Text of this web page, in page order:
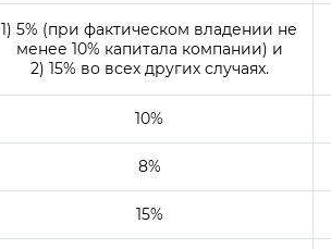
1) 5% (при фактическом владении не
менее 10% капитала компании) и
2) 15% во всех других случаях.
10%
8%
15%